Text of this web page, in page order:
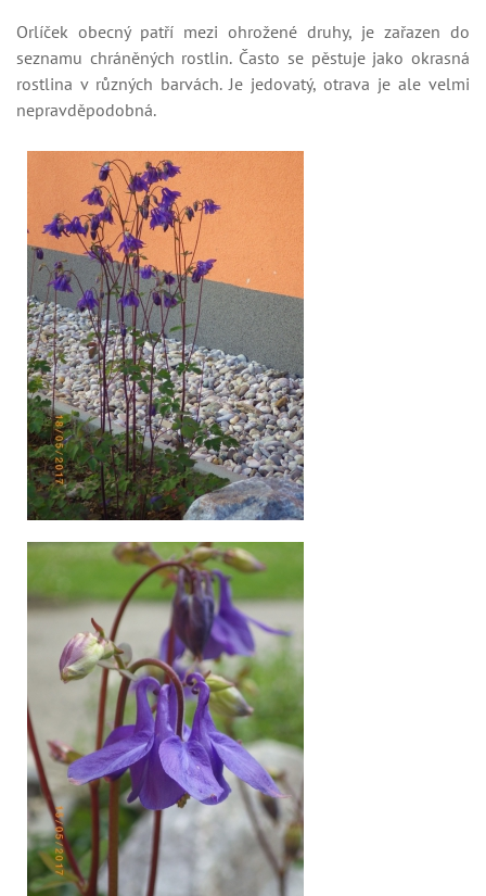
Orlíček obecný patří mezi ohrožené druhy, je zařazen do
seznamu chráněných rostlin. Často se pěstuje jako okrasná
rostlina v různých barvách. Je jedovatý, otrava je ale velmi
nepravděpodobná.